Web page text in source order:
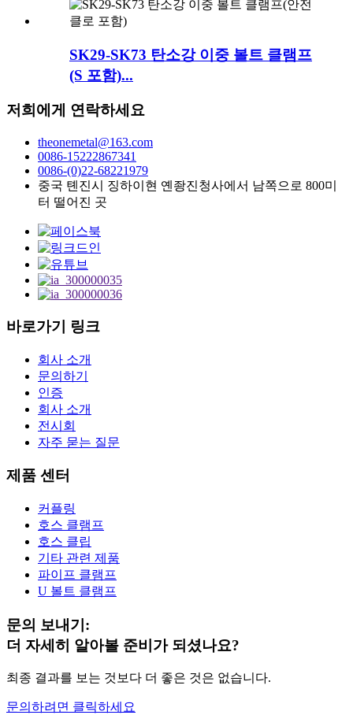
SK29-SK73 탄소강 이중 볼트 클램프
(S 포함)...
저희에게 연락하세요
theonemetal@163.com
0086-15222867341
0086-(0)22-68221979
중국 톈진시 징하이현 옌좡진청사에서 남쪽으로 800미
터 떨어진 곳
바로가기 링크
회사 소개
문의하기
인증
회사 소개
전시회
자주 묻는 질문
제품 센터
커플링
호스 클램프
호스 클립
기타 관련 제품
파이프 클램프
U 볼트 클램프
문의 보내기:
더 자세히 알아볼 준비가 되셨나요?
최종 결과를 보는 것보다 더 좋은 것은 없습니다.
문의하려면 클릭하세요